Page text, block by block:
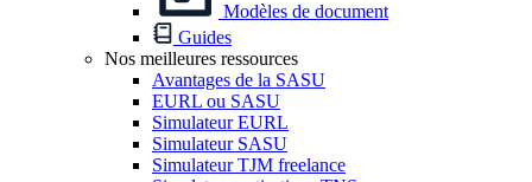
Modèles de document
Guides
Nos meilleures ressources
Avantages de la SASU
EURL ou SASU
Simulateur EURL
Simulateur SASU
Simulateur TJM freelance